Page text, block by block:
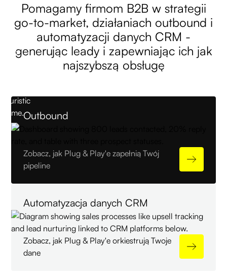
Pomagamy firmom B2B w strategii
go-to-market, działaniach outbound i
automatyzacji danych CRM -
generując leady i zapewniając ich jak
najszybszą obsługę
Outbound
Zobacz, jak Plug & Play'e zapełnią Twój
pipeline
Automatyzacja danych CRM
Zobacz, jak Plug & Play'e orkiestrują Twoje
dane